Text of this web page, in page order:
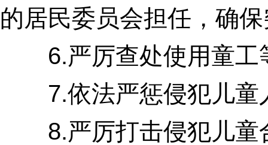
的居民委员会担任，确
6.严厉查处使用童工等
7.依法严惩侵犯儿童人
8.严厉打击侵犯儿童合